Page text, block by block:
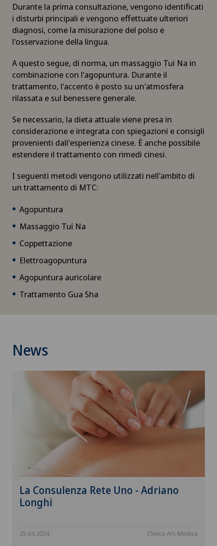
Babymoon presso Swiss Medical Network
Calcificazione della spalla
Cancro alla prostata (carcinoma prostatico)
Capsulite adesiva o spalla congelata
Carcinoma peritoneale
Cardiologia
Check-up
Check-up per gli atleti
Check-up per le imprese
Chirurgia aortica
Chirurgia del gomito
Chirurgia del pancreas
Chirurgia del piede e della caviglia
Chirurgia della cistifellea
Chirurgia della colonna vertebrale
Chirurgia della retina
Chirurgia della spalla
Durante la prima consultazione, vengono identificati
i disturbi principali e vengono effettuate ulteriori
diagnosi, come la misurazione del polso e
l'osservazione della lingua.
A questo segue, di norma, un massaggio Tui Na in
combinazione con l'agopuntura. Durante il
trattamento, l'accento è posto su un'atmosfera
rilassata e sul benessere generale.
Se necessario, la dieta attuale viene presa in
considerazione e integrata con spiegazioni e consigli
provenienti dall'esperienza cinese. È anche possibile
estendere il trattamento con rimedi cinesi.
I seguenti metodi vengono utilizzati nell'ambito di
un trattamento di MTC:
Agopuntura
Massaggio Tui Na
Coppettazione
Elettroagopuntura
Agopuntura auricolare
Trattamento Gua Sha
News
La Consulenza Rete Uno - Adriano
Longhi
25.04.2024 Clinica Ars Medica